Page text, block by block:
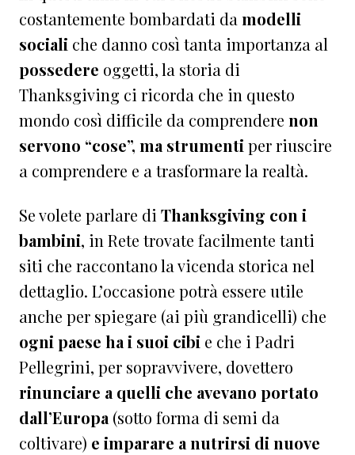
costantemente bombardati da modelli
sociali che danno così tanta importanza al
possedere oggetti, la storia di
Thanksgiving ci ricorda che in questo
mondo così difficile da comprendere non
servono “cose”, ma strumenti per riuscire
a comprendere e a trasformare la realtà.
Se volete parlare di Thanksgiving con i
bambini, in Rete trovate facilmente tanti
siti che raccontano la vicenda storica nel
dettaglio. L’occasione potrà essere utile
anche per spiegare (ai più grandicelli) che
ogni paese ha i suoi cibi e che i Padri
Pellegrini, per sopravvivere, dovettero
rinunciare a quelli che avevano portato
dall’Europa (sotto forma di semi da
coltivare) e imparare a nutrirsi di nuove